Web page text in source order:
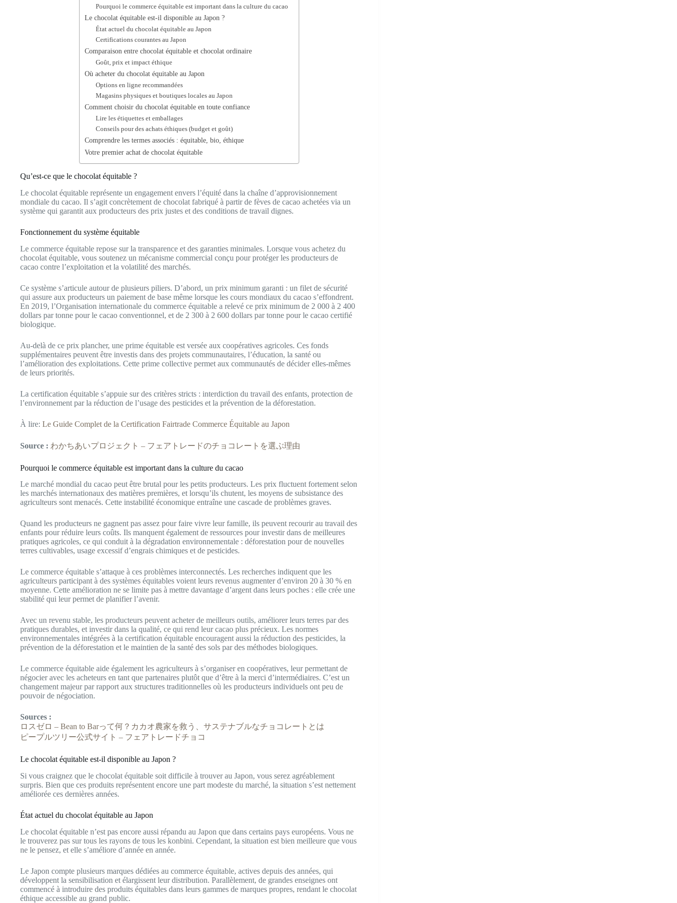
Pourquoi le commerce équitable est important dans la culture du cacao
Le chocolat équitable est-il disponible au Japon ?
État actuel du chocolat équitable au Japon
Certifications courantes au Japon
Comparaison entre chocolat équitable et chocolat ordinaire
Goût, prix et impact éthique
Où acheter du chocolat équitable au Japon
Options en ligne recommandées
Magasins physiques et boutiques locales au Japon
Comment choisir du chocolat équitable en toute confiance
Lire les étiquettes et emballages
Conseils pour des achats éthiques (budget et goût)
Comprendre les termes associés : équitable, bio, éthique
Votre premier achat de chocolat équitable
Qu’est-ce que le chocolat équitable ?
Le chocolat équitable représente un engagement envers l’équité dans la chaîne d’approvisionnement
mondiale du cacao. Il s’agit concrètement de chocolat fabriqué à partir de fèves de cacao achetées via un
système qui garantit aux producteurs des prix justes et des conditions de travail dignes.
Fonctionnement du système équitable
Le commerce équitable repose sur la transparence et des garanties minimales. Lorsque vous achetez du
chocolat équitable, vous soutenez un mécanisme commercial conçu pour protéger les producteurs de
cacao contre l’exploitation et la volatilité des marchés.
Ce système s’articule autour de plusieurs piliers. D’abord, un prix minimum garanti : un filet de sécurité
qui assure aux producteurs un paiement de base même lorsque les cours mondiaux du cacao s’effondrent.
En 2019, l’Organisation internationale du commerce équitable a relevé ce prix minimum de 2 000 à 2 400
dollars par tonne pour le cacao conventionnel, et de 2 300 à 2 600 dollars par tonne pour le cacao certifié
biologique.
Au-delà de ce prix plancher, une prime équitable est versée aux coopératives agricoles. Ces fonds
supplémentaires peuvent être investis dans des projets communautaires, l’éducation, la santé ou
l’amélioration des exploitations. Cette prime collective permet aux communautés de décider elles-mêmes
de leurs priorités.
La certification équitable s’appuie sur des critères stricts : interdiction du travail des enfants, protection de
l’environnement par la réduction de l’usage des pesticides et la prévention de la déforestation.
À lire: Le Guide Complet de la Certification Fairtrade Commerce Équitable au Japon
Source : わかちあいプロジェクト – フェアトレードのチョコレートを選ぶ理由
Pourquoi le commerce équitable est important dans la culture du cacao
Le marché mondial du cacao peut être brutal pour les petits producteurs. Les prix fluctuent fortement selon
les marchés internationaux des matières premières, et lorsqu’ils chutent, les moyens de subsistance des
agriculteurs sont menacés. Cette instabilité économique entraîne une cascade de problèmes graves.
Quand les producteurs ne gagnent pas assez pour faire vivre leur famille, ils peuvent recourir au travail des
enfants pour réduire leurs coûts. Ils manquent également de ressources pour investir dans de meilleures
pratiques agricoles, ce qui conduit à la dégradation environnementale : déforestation pour de nouvelles
terres cultivables, usage excessif d’engrais chimiques et de pesticides.
Le commerce équitable s’attaque à ces problèmes interconnectés. Les recherches indiquent que les
agriculteurs participant à des systèmes équitables voient leurs revenus augmenter d’environ 20 à 30 % en
moyenne. Cette amélioration ne se limite pas à mettre davantage d’argent dans leurs poches : elle crée une
stabilité qui leur permet de planifier l’avenir.
Avec un revenu stable, les producteurs peuvent acheter de meilleurs outils, améliorer leurs terres par des
pratiques durables, et investir dans la qualité, ce qui rend leur cacao plus précieux. Les normes
environnementales intégrées à la certification équitable encouragent aussi la réduction des pesticides, la
prévention de la déforestation et le maintien de la santé des sols par des méthodes biologiques.
Le commerce équitable aide également les agriculteurs à s’organiser en coopératives, leur permettant de
négocier avec les acheteurs en tant que partenaires plutôt que d’être à la merci d’intermédiaires. C’est un
changement majeur par rapport aux structures traditionnelles où les producteurs individuels ont peu de
pouvoir de négociation.
Sources :
ロスゼロ – Bean to Barって何？カカオ農家を救う、サステナブルなチョコレートとは
ピープルツリー公式サイト – フェアトレードチョコ
Le chocolat équitable est-il disponible au Japon ?
Si vous craignez que le chocolat équitable soit difficile à trouver au Japon, vous serez agréablement
surpris. Bien que ces produits représentent encore une part modeste du marché, la situation s’est nettement
améliorée ces dernières années.
État actuel du chocolat équitable au Japon
Le chocolat équitable n’est pas encore aussi répandu au Japon que dans certains pays européens. Vous ne
le trouverez pas sur tous les rayons de tous les konbini. Cependant, la situation est bien meilleure que vous
ne le pensez, et elle s’améliore d’année en année.
Le Japon compte plusieurs marques dédiées au commerce équitable, actives depuis des années, qui
développent la sensibilisation et élargissent leur distribution. Parallèlement, de grandes enseignes ont
commencé à introduire des produits équitables dans leurs gammes de marques propres, rendant le chocolat
éthique accessible au grand public.